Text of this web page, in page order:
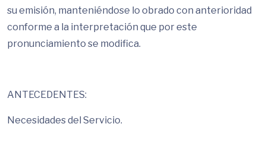
su emisión, manteniéndose lo obrado con anterioridad
conforme a la interpretación que por este
pronunciamiento se modifica.
ANTECEDENTES:
Necesidades del Servicio.